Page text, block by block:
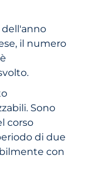
dell'anno
il numero
Sono
corso
di due
con